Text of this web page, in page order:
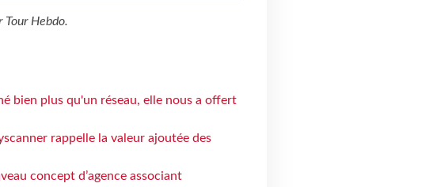
Tour Hebdo.
bien plus qu'un réseau, elle nous a offert
rappelle la valeur ajoutée des
concept d’agence associant